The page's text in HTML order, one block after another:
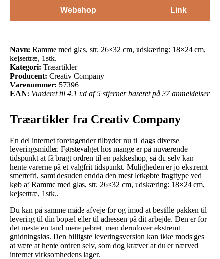
Webshop
Link
Navn: Ramme med glas, str. 26×32 cm, udskæring: 18×24 cm,
kejsertræ, 1stk.
Kategori: Træartikler
Producent: Creativ Company
Varenummer: 57396
EAN: Vurderet til 4.1 ud af 5 stjerner baseret på 37 anmeldelser
Træartikler fra Creativ Company
En del internet foretagender tilbyder nu til dags diverse
leveringsmidler. Førstevalget hos mange er på nuværende
tidspunkt at få bragt ordren til en pakkeshop, så du selv kan
hente varerne på et valgfrit tidspunkt. Muligheden er jo ekstremt
smertefri, samt desuden endda den mest letkøbte fragttype ved
køb af Ramme med glas, str. 26×32 cm, udskæring: 18×24 cm,
kejsertræ, 1stk..
Du kan på samme måde afveje for og imod at bestille pakken til
levering til din bopæl eller til adressen på dit arbejde. Den er for
det meste en tand mere pebret, men derudover ekstremt
gnidningsløs. Den billigste leveringsversion kan ikke modsiges
at være at hente ordren selv, som dog kræver at du er nærved
internet virksomhedens lager.